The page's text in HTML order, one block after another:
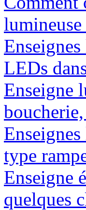
LEDs
Enseigne
type
Enseigne
quelques